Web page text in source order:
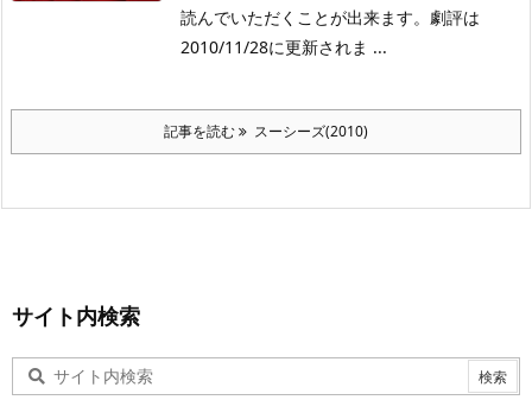
読んでいただくことが出来ます。劇評は
2010/11/28に更新されま ...
記事を読む スーシーズ(2010)
サイト内検索